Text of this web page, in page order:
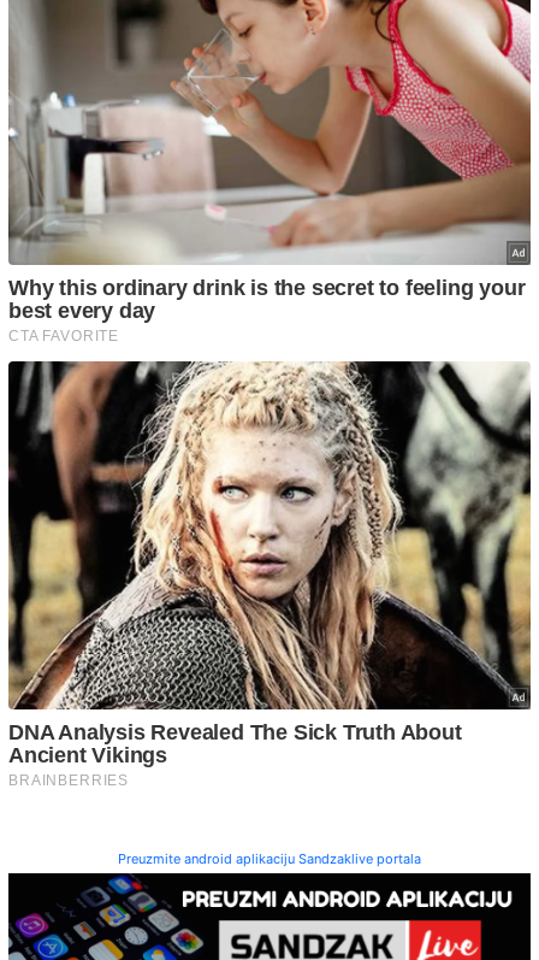
Preuzmite android aplikaciju Sandzaklive portala